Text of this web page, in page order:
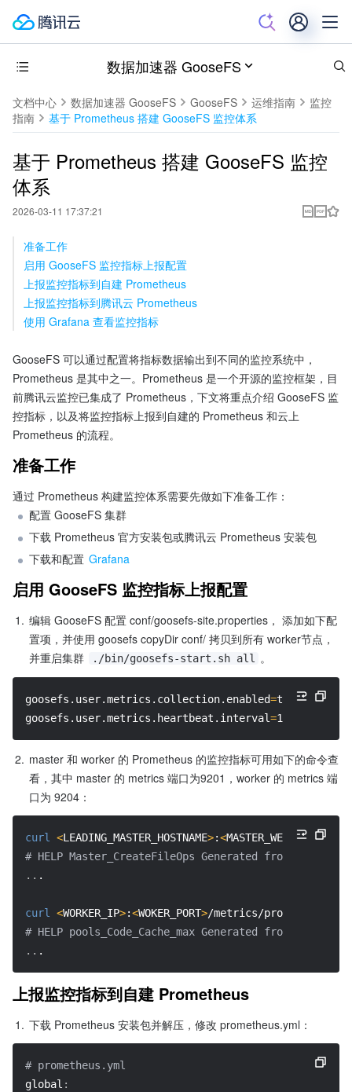
数据加速器 GooseFS
文档中心 数据加速器 GooseFS GooseFS 运维指南
监控
指南
基于 Prometheus 搭建 GooseFS 监控体系
基于 Prometheus 搭建 GooseFS 监控
体系
2026-03-11 17:37:21
准备工作
启用 GooseFS 监控指标上报配置
上报监控指标到自建 Prometheus
上报监控指标到腾讯云 Prometheus
使用 Grafana 查看监控指标
GooseFS 可以通过配置将指标数据输出到不同的监控系统中，
Prometheus 是其中之一。Prometheus 是一个开源的监控框架，目
前腾讯云监控已集成了 Prometheus，下文将重点介绍 GooseFS 监
控指标，以及将监控指标上报到自建的 Prometheus 和云上
Prometheus 的流程。
准备工作
通过 Prometheus 构建监控体系需要先做如下准备工作：
配置 GooseFS 集群
下载 Prometheus 官方安装包或腾讯云 Prometheus 安装包
下载和配置 Grafana
启用 GooseFS 监控指标上报配置
1. 编辑 GooseFS 配置 conf/goosefs-site.properties， 添加如下配
置项，并使用 goosefs copyDir conf/ 拷贝到所有 worker节点，
并重启集群
./bin/goosefs-start.sh all 。
goosefs.user.metrics.collection.enabled=true
goosefs.user.metrics.heartbeat.interval=10s
2. master 和 worker 的 Prometheus 的监控指标可用如下的命令查
看，其中 master 的 metrics 端口为9201，worker 的 metrics 端
口为 9204：
curl <LEADING_MASTER_HOSTNAME>:<MASTER_WEB_PORT>
# HELP Master_CreateFileOps Generated from
.. .
curl <WORKER_IP>:<WOKER_PORT>/metrics/prometheus/
# HELP pools_Code_Cache_max Generated from
.. .
上报监控指标到自建 Prometheus
1. 下载 Prometheus 安装包并解压，修改 prometheus.yml：
# prometheus.yml
global :